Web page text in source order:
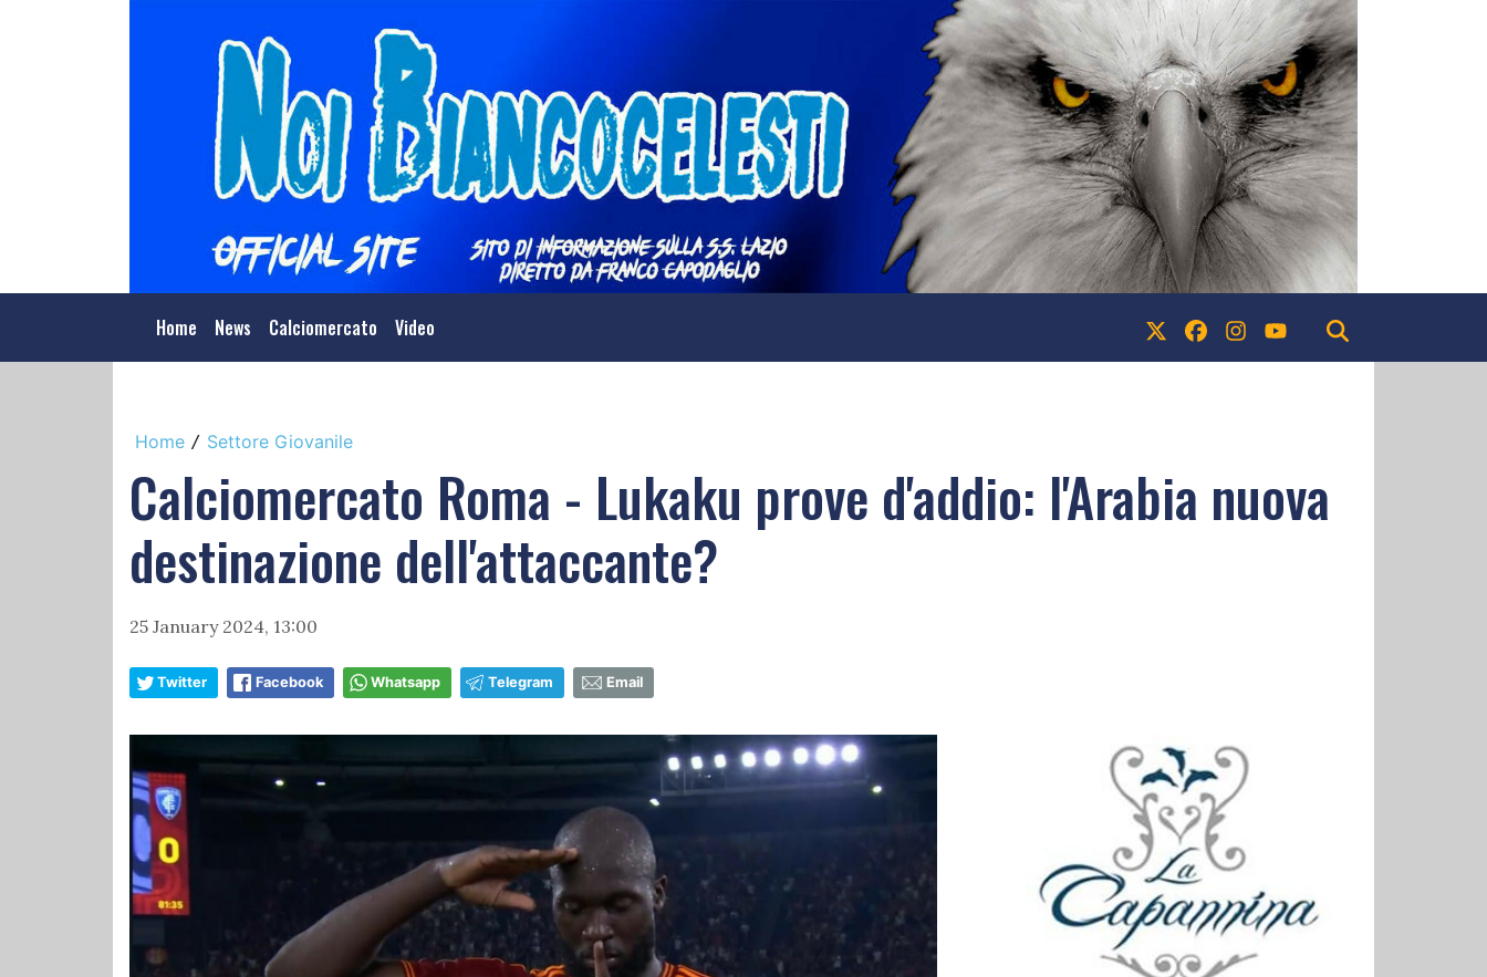
Home News Calciomercato Video
Home / Settore Giovanile
Calciomercato Roma - Lukaku prove d'addio: l'Arabia nuova
destinazione dell'attaccante?
25 January 2024, 13:00
Twitter Facebook Whatsapp Telegram Email